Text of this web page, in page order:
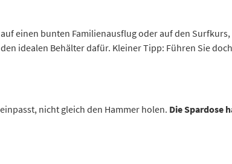
einen bunten Familienausflug oder auf den
idealen Behälter dafür. Kleiner Tipp: Führen Sie
nicht gleich den Hammer holen. Die Spardose